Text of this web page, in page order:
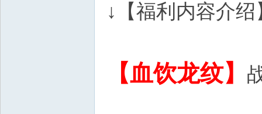
↓【福利内容介
【血饮龙纹】